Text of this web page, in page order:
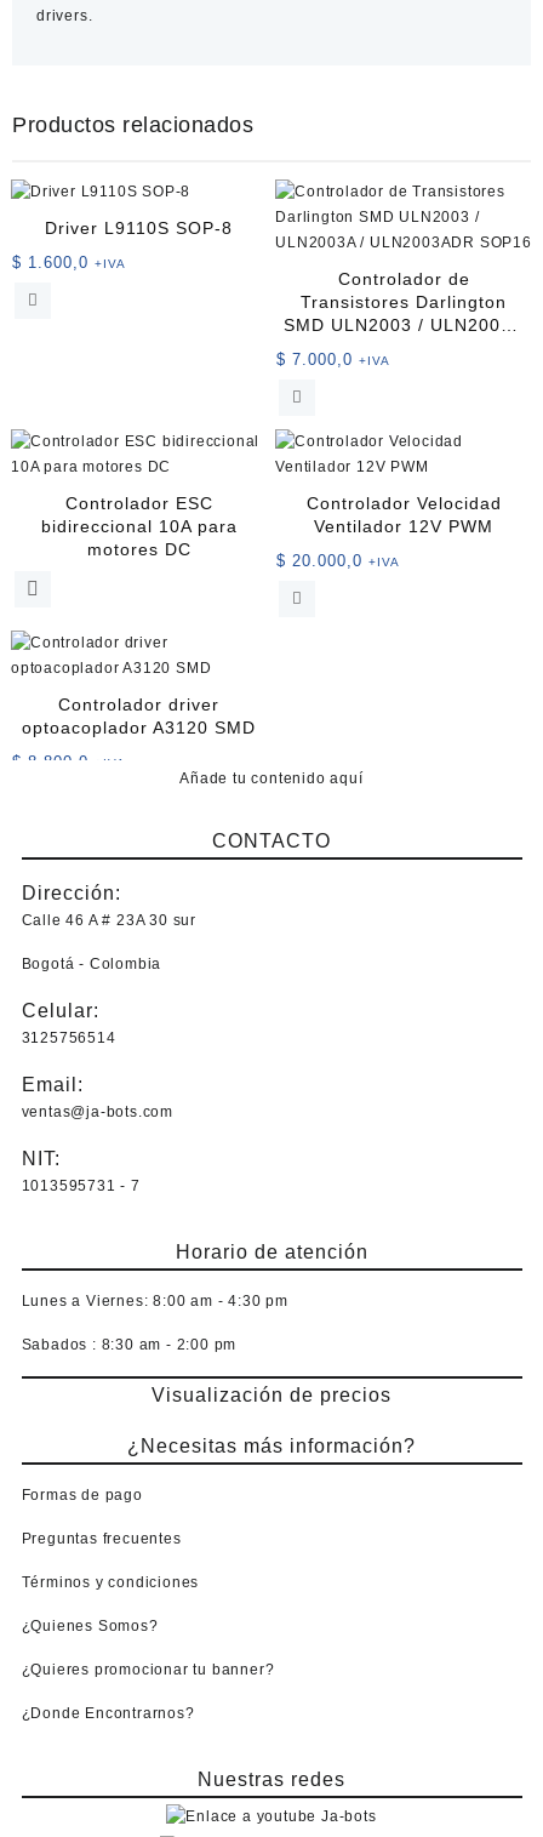
drivers.
Productos relacionados
Driver L9110S SOP-8
$ 1.600,0 +IVA
Controlador de
Transistores Darlington
SMD ULN2003 / ULN2003A
$ 7.000,0 +IVA
Controlador ESC
bidireccional 10A para
motores DC
Controlador Velocidad
Ventilador 12V PWM
$ 20.000,0 +IVA
Controlador driver
optoacoplador A3120 SMD
$ 8.800,0 +IVA
Añade tu contenido aquí
CONTACTO
Dirección:
Calle 46 A # 23A 30 sur
Bogotá - Colombia
Celular:
3125756514
Email:
ventas@ja-bots.com
NIT:
1013595731 - 7
Horario de atención
Lunes a Viernes: 8:00 am - 4:30 pm
Sabados : 8:30 am - 2:00 pm
Visualización de precios
¿Necesitas más información?
Formas de pago
Preguntas frecuentes
Términos y condiciones
¿Quienes Somos?
¿Quieres promocionar tu banner?
¿Donde Encontrarnos?
Nuestras redes